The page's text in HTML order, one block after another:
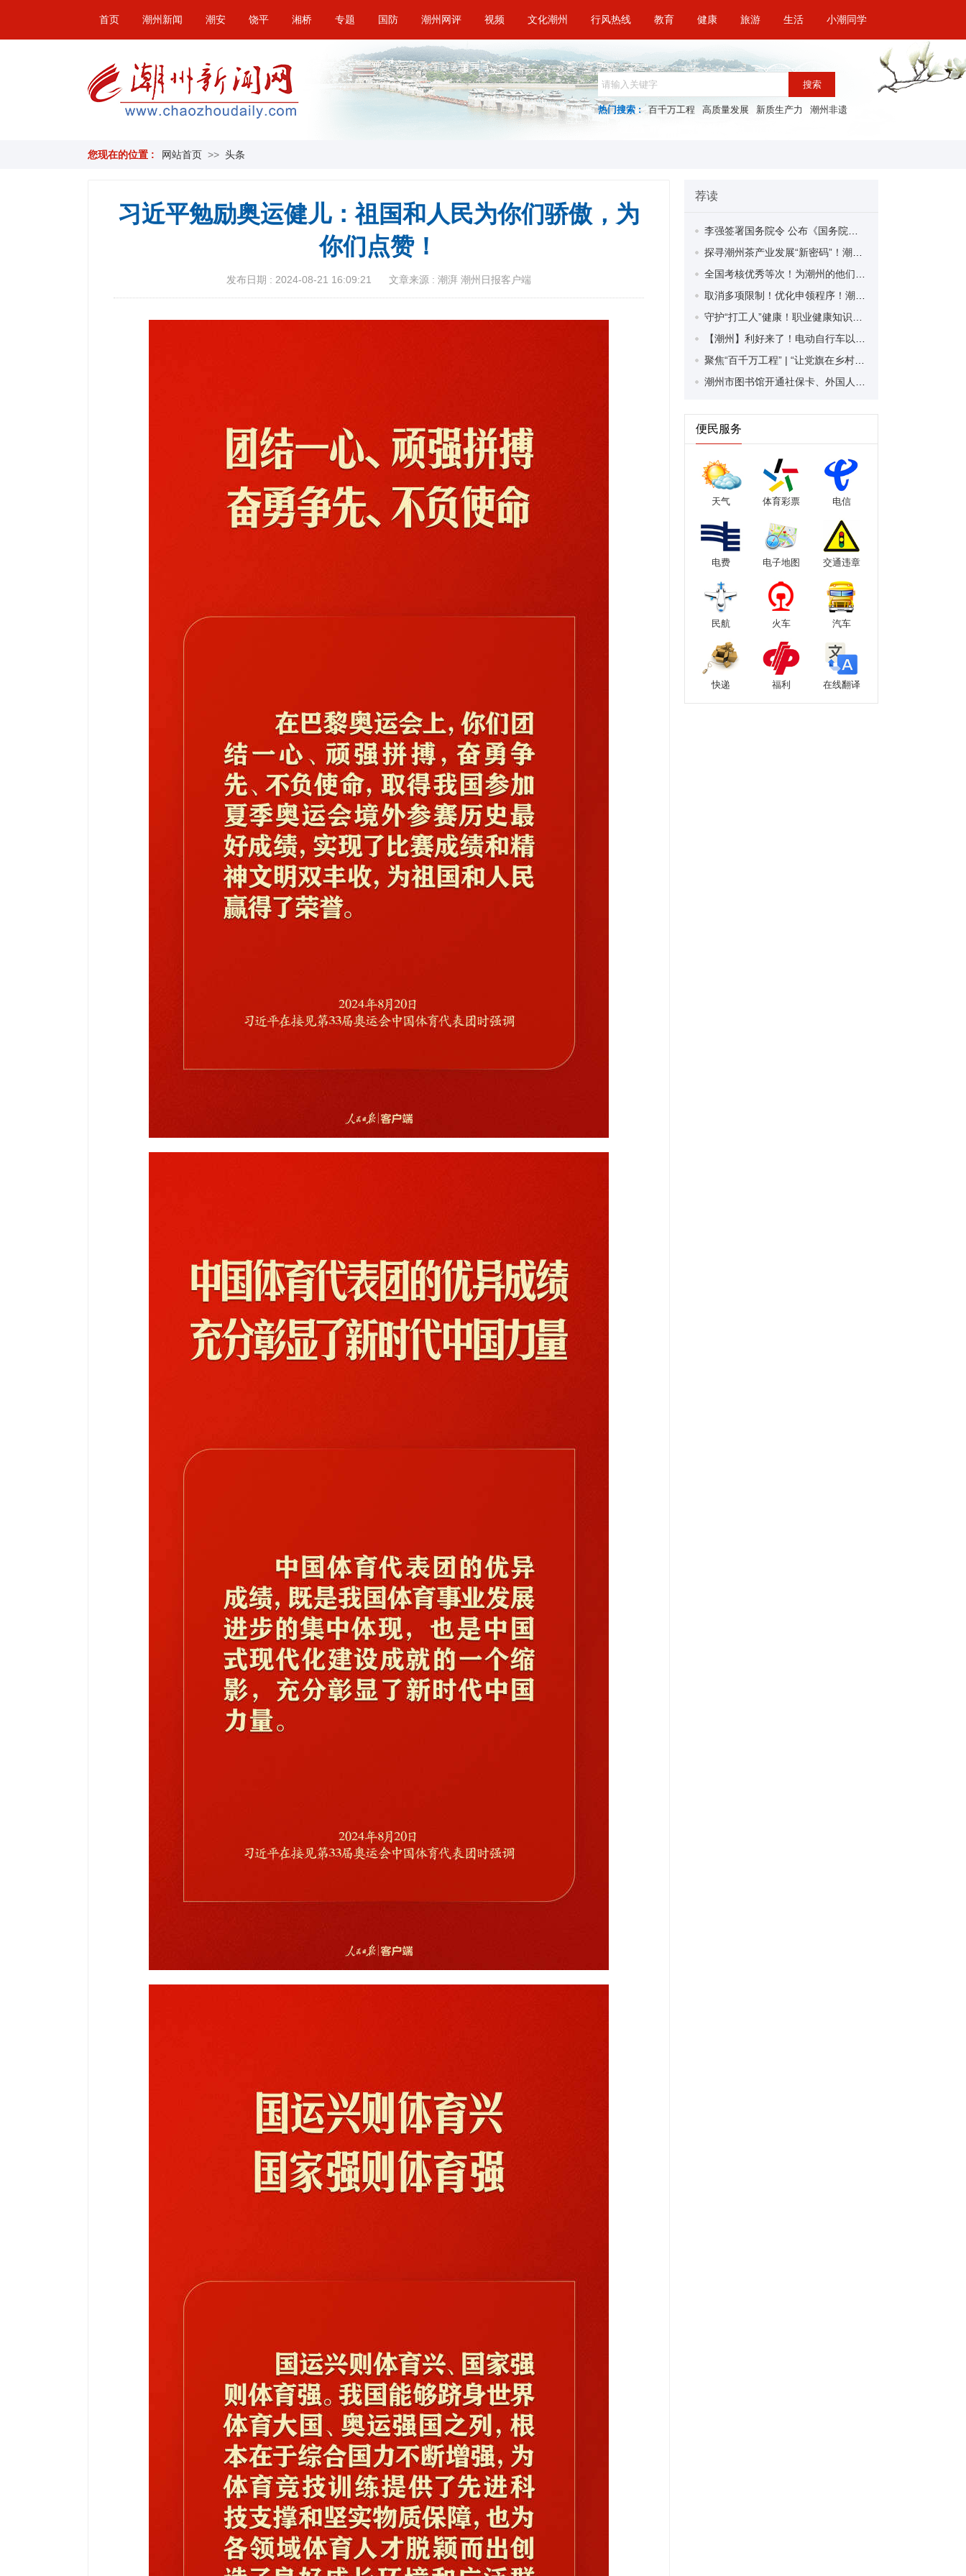
首页 潮州新闻 潮安 饶平 湘桥 专题 国防 潮州网评 视频 文化潮州 行风热线 教育 健康 旅游 生活 小潮同学
搜索
热门搜索 : 百千万工程 高质量发展 新质生产力 潮州非遗
您现在的位置 : 网站首页 >> 头条
习近平勉励奥运健儿：祖国和人民为你们骄傲，为
你们点赞！
发布日期 : 2024-08-21 16:09:21 文章来源 : 潮湃 潮州日报客户端
荐读
便民服务
天气 体育彩票 电信
电费 电子地图 交通违章
民航 火车 汽车
快递 福利 在线翻译